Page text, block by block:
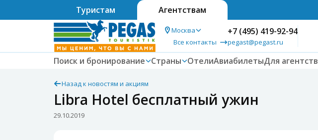
Туристам Агентствам
Москва
Все контакты
+7 (495) 419-92-94
pegast@pegast.ru
Поиск и бронирование Страны ОтелиАвиабилетыДля агентств
Назад к новостям и акциям
Libra Hotel бесплатный ужин
29.10.2019